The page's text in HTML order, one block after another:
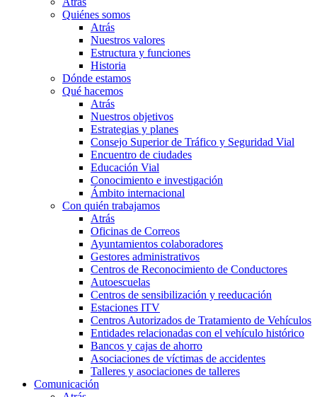
Quiénes somos
Atrás
Nuestros valores
Estructura y funciones
Historia
Dónde estamos
Qué hacemos
Atrás
Nuestros objetivos
Estrategias y planes
Consejo Superior de Tráfico y Seguridad Vial
Encuentro de ciudades
Educación Vial
Conocimiento e investigación
Ámbito internacional
Con quién trabajamos
Atrás
Oficinas de Correos
Ayuntamientos colaboradores
Gestores administrativos
Centros de Reconocimiento de Conductores
Autoescuelas
Centros de sensibilización y reeducación
Estaciones ITV
Centros Autorizados de Tratamiento de Vehículos
Entidades relacionadas con el vehículo histórico
Bancos y cajas de ahorro
Asociaciones de víctimas de accidentes
Talleres y asociaciones de talleres
Comunicación